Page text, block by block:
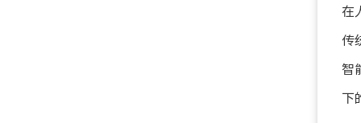
在
传
智
下